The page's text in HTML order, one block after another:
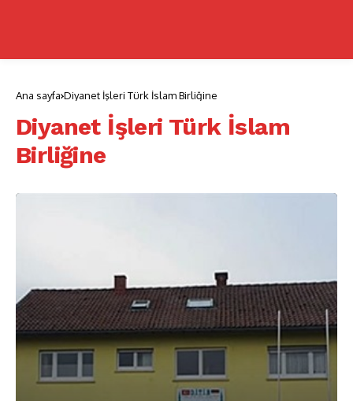
Ana sayfa Diyanet İşleri Türk İslam Birliğine
Diyanet İşleri Türk İslam
Birliğine